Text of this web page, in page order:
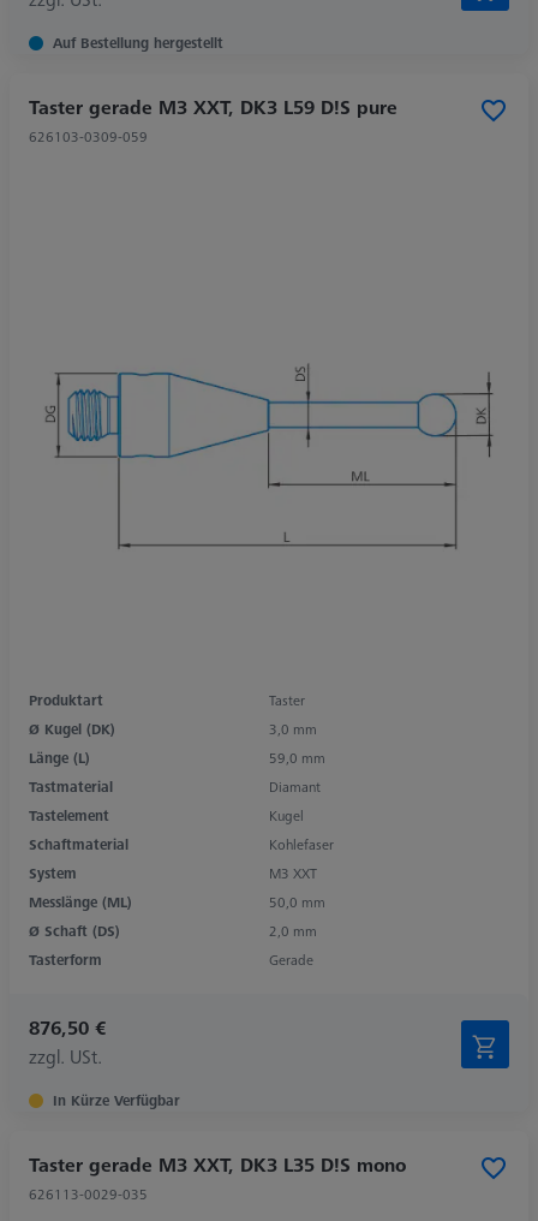
Auf Bestellung hergestellt
Taster gerade M3 XXT, DK3 L59 D!S pure
626103-0309-059
Produktart
Taster
Ø Kugel (DK)
3,0 mm
Länge (L)
59,0 mm
Tastmaterial
Diamant
Tastelement
Kugel
Schaftmaterial
Kohlefaser
System
M3 XXT
Messlänge (ML)
50,0 mm
Ø Schaft (DS)
2,0 mm
Tasterform
Gerade
876,50 €
zzgl. USt.
In Kürze Verfügbar
Taster gerade M3 XXT, DK3 L35 D!S mono
626113-0029-035